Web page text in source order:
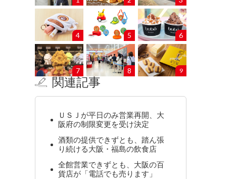
4 5 6
7 8 9
関連記事
ＵＳＪが平日のみ営業再開、大
阪府の制限変更を受け決定
酒類の提供できずとも、踏ん張
り続ける大阪・福島の飲食店
全館営業できずとも、大阪の百
貨店が「電話でも売ります」